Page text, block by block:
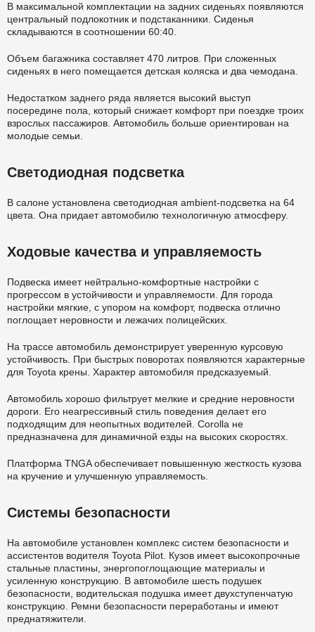
В максимальной комплектации на задних сиденьях появляются
центральный подлокотник и подстаканники. Сиденья
складываются в соотношении 60:40.
Объем багажника составляет 470 литров. При сложенных
сиденьях в него помещается детская коляска и два чемодана.
Недостатком заднего ряда является высокий выступ
посередине пола, который снижает комфорт при поездке троих
взрослых пассажиров. Автомобиль больше ориентирован на
молодые семьи.
Светодиодная подсветка
В салоне установлена светодиодная ambient-подсветка на 64
цвета. Она придает автомобилю технологичную атмосферу.
Ходовые качества и управляемость
Подвеска имеет нейтрально-комфортные настройки с
прогрессом в устойчивости и управляемости. Для города
настройки мягкие, с упором на комфорт, подвеска отлично
поглощает неровности и лежачих полицейских.
На трассе автомобиль демонстрирует уверенную курсовую
устойчивость. При быстрых поворотах появляются характерные
для Toyota крены. Характер автомобиля предсказуемый.
Автомобиль хорошо фильтрует мелкие и средние неровности
дороги. Его неагрессивный стиль поведения делает его
подходящим для неопытных водителей. Corolla не
предназначена для динамичной езды на высоких скоростях.
Платформа TNGA обеспечивает повышенную жесткость кузова
на кручение и улучшенную управляемость.
Системы безопасности
На автомобиле установлен комплекс систем безопасности и
ассистентов водителя Toyota Pilot. Кузов имеет высокопрочные
стальные пластины, энергопоглощающие материалы и
усиленную конструкцию. В автомобиле шесть подушек
безопасности, водительская подушка имеет двухступенчатую
конструкцию. Ремни безопасности переработаны и имеют
преднатяжители.